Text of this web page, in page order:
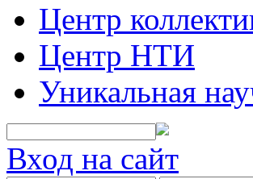
Центр
Центр НТИ
Уникальная
Вход на сайт